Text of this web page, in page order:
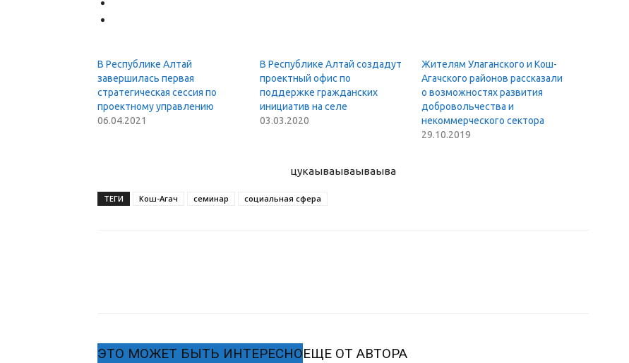
В Республике Алтай
завершилась первая
стратегическая сессия по
проектному управлению
06.04.2021
В Республике Алтай создадут
проектный офис по
поддержке гражданских
инициатив на селе
03.03.2020
Жителям Улаганского и Кош-
Агачского районов рассказали
о возможностях развития
добровольчества и
некоммерческого сектора
29.10.2019
цукаываываываыва
ТЕГИ Кош-Агач семинар социальная сфера
ЭТО МОЖЕТ БЫТЬ ИНТЕРЕСНОЕЩЕ ОТ АВТОРА